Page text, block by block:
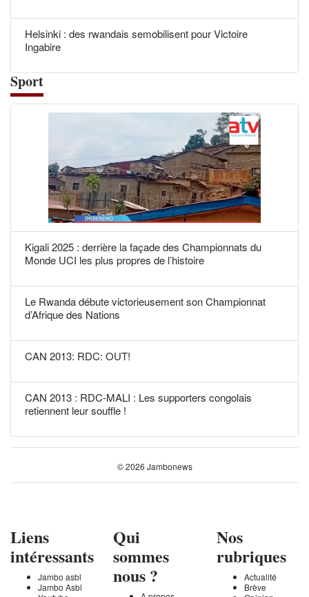
Helsinki : des rwandais semobilisent pour Victoire
Ingabire
Sport
Kigali 2025 : derrière la façade des Championnats du
Monde UCI les plus propres de l’histoire
Le Rwanda débute victorieusement son Championnat
d’Afrique des Nations
CAN 2013: RDC: OUT!
CAN 2013 : RDC-MALI : Les supporters congolais
retiennent leur souffle !
© 2026 Jambonews
Liens
intéressants
Jambo asbl
Jambo Asbl
Qui
sommes
nous ?
Nos
rubriques
Actualité
Brève